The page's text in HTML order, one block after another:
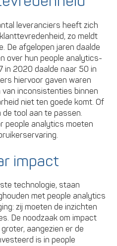
leveranciers heeft zich
zo meldt
De afgelopen jaren daalde
over hun people analytics-
in 2020 daalde naar 50 in
hiervoor gaven waren
inconsistenties binnen
niet ten goede komt. Of
de tool aan te passen.
people analytics moeten
impact
technologie, staan
met people analytics
zij moeten de inzichten
De noodzaak om impact
aangezien er de
is in people